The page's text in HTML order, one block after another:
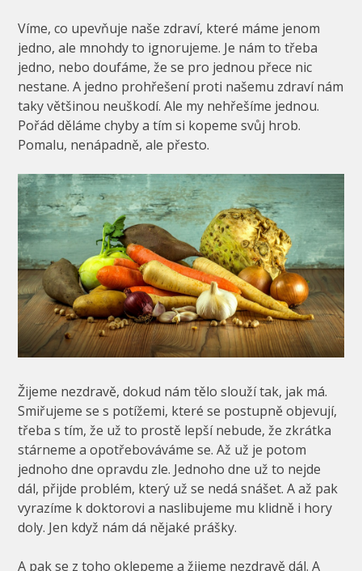
Víme, co upevňuje naše zdraví, které máme jenom
jedno, ale mnohdy to ignorujeme. Je nám to třeba
jedno, nebo doufáme, že se pro jednou přece nic
nestane. A jedno prohřešení proti našemu zdraví nám
taky většinou neuškodí. Ale my nehřešíme jednou.
Pořád děláme chyby a tím si kopeme svůj hrob.
Pomalu, nenápadně, ale přesto.
Žijeme nezdravě, dokud nám tělo slouží tak, jak má.
Smiřujeme se s potížemi, které se postupně objevují,
třeba s tím, že už to prostě lepší nebude, že zkrátka
stárneme a opotřebováváme se. Až už je potom
jednoho dne opravdu zle. Jednoho dne už to nejde
dál, přijde problém, který už se nedá snášet. A až pak
vyrazíme k doktorovi a naslibujeme mu klidně i hory
doly. Jen když nám dá nějaké prášky.
A pak se z toho oklepeme a žijeme nezdravě dál. A